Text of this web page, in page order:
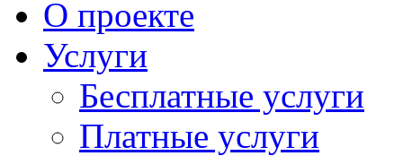
О проекте
Услуги
Бесплатные услуги
Платные услуги